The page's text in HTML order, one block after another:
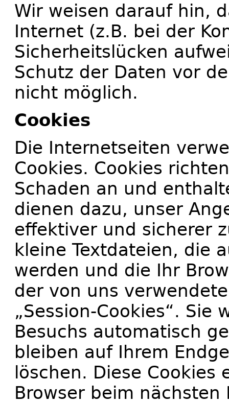
Wir weisen darauf hin,
Internet (z.B. bei der
Sicherheitslücken
Schutz der Daten vor
nicht möglich.
Cookies
Die Internetseiten
Cookies. Cookies
Schaden an und
dienen dazu, unser
effektiver und sicherer
kleine Textdateien, die
werden und die Ihr
der von uns
„Session-Cookies“. Sie
Besuchs automatisch
bleiben auf Ihrem
löschen. Diese
Browser beim